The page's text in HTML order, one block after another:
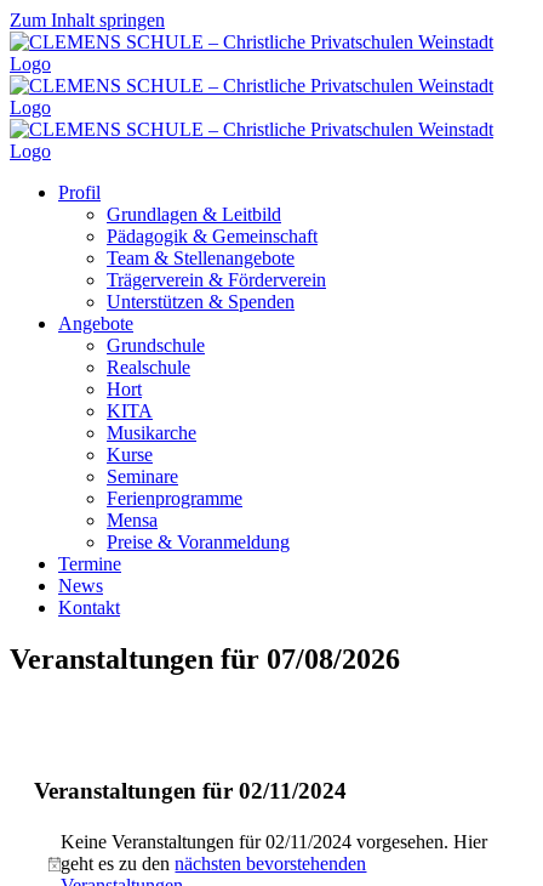
Zum Inhalt springen
Profil
Grundlagen & Leitbild
Pädagogik & Gemeinschaft
Team & Stellenangebote
Trägerverein & Förderverein
Unterstützen & Spenden
Angebote
Grundschule
Realschule
Hort
KITA
Musikarche
Kurse
Seminare
Ferienprogramme
Mensa
Preise & Voranmeldung
Termine
News
Kontakt
Veranstaltungen für 07/08/2026
Veranstaltungen für 02/11/2024
Hinweis
Keine Veranstaltungen für 02/11/2024 vorgesehen. Hier
geht es zu dennächsten bevorstehenden